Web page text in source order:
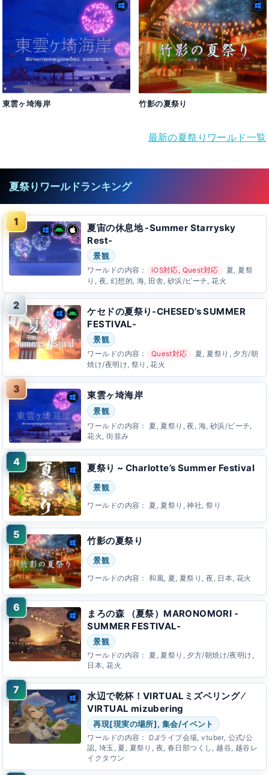
東雲ヶ埼海岸 竹影の夏祭り
最新の夏祭りワールド一覧
夏祭りワールドランキング
夏宙の休息地 -Summer Starrysky
Rest-
景観
ワールドの内容： iOS対応, Quest対応
夏, 夏祭
り, 夜, 幻想的, 海, 田舎, 砂浜/ビーチ, 花火
ケセドの夏祭り-CHESED’s SUMMER
FESTIVAL-
景観
ワールドの内容： Quest対応
夏, 夏祭り, 夕方/朝
焼け/夜明け, 祭り, 花火
東雲ヶ埼海岸
景観
ワールドの内容：
夏, 夏祭り, 夜, 海, 砂浜/ビーチ,
花火, 街並み
夏祭り ~ Charlotte’s Summer Festival
景観
ワールドの内容： 夏, 夏祭り, 神社, 祭り
竹影の夏祭り
景観
ワールドの内容： 和風, 夏, 夏祭り, 夜, 日本, 花火
まろの森 （夏祭）MARONOMORI -
SUMMER FESTIVAL-
景観
ワールドの内容：
夏, 夏祭り, 夕方/朝焼け/夜明け,
日本, 花火
水辺で乾杯！VIRTUALミズベリング ⁄
VIRTUAL mizubering
再現[現実の場所], 集会/イベント
ワールドの内容：
DJ/ライブ会場, vtuber, 公式/公
認, 埼玉, 夏, 夏祭り, 夜, 春日部つくし, 越谷, 越谷レ
イクタウン